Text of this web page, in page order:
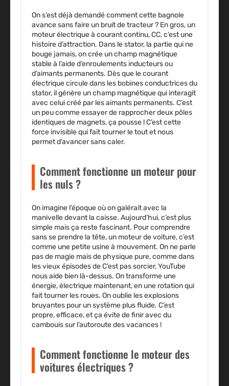
On s’est déjà demandé comment cette bagnole
avance sans faire un bruit de tracteur ? En gros, un
moteur électrique à courant continu, CC, c’est une
histoire d’attraction. Dans le stator, la partie qui ne
bouge jamais, on crée un champ magnétique
stable à l’aide d’enroulements inducteurs ou
d’aimants permanents. Dès que le courant
électrique circule dans les bobines conductrices du
stator, il génère un champ magnétique qui interagit
avec celui créé par les aimants permanents. C’est
un peu comme essayer de rapprocher deux pôles
identiques de magnets, ça pousse ! C’est cette
force invisible qui fait tourner le tout et nous
permet d’avancer sans caler.
Comment fonctionne un moteur pour
les nuls ?
On imagine l’époque où on galérait avec la
manivelle devant la caisse. Aujourd’hui, c’est plus
simple mais ça reste fascinant. Pour comprendre
sans se prendre la tête, un moteur de voiture, c’est
comme une petite usine à mouvement. On ne parle
pas de magie mais de physique pure, comme dans
les vieux épisodes de C’est pas sorcier, YouTube
nous aide bien là-dessus. On transforme une
énergie, électrique maintenant, en une rotation qui
fait tourner les roues. On oublie les explosions
bruyantes pour un système plus fluide. C’est
propre, efficace, et ça évite de finir avec du
cambouis sur l’autoroute des vacances !
Comment fonctionne le moteur des
voitures électriques ?